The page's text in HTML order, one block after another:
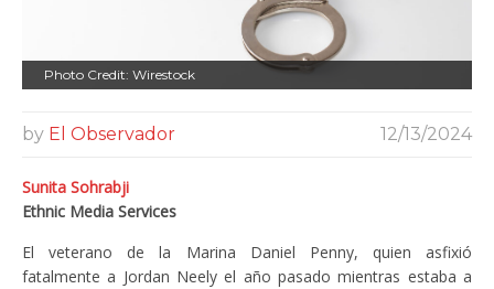
Photo Credit: Wirestock
by El Observador 12/13/2024
Sunita Sohrabji
Ethnic Media Services
El veterano de la Marina Daniel Penny, quien asfixió
fatalmente a Jordan Neely el año pasado mientras estaba a